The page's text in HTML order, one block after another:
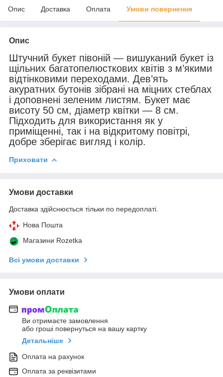
Опис Доставка Оплата Умови повернення
Опис
Штучний букет півоній — вишуканий букет із
щільних багатопелюсткових квітів з м’якими
відтінковими переходами. Дев’ять
акуратних бутонів зібрані на міцних стеблах
і доповнені зеленим листям. Букет має
висоту 50 см, діаметр квітки — 8 см.
Підходить для використання як у
приміщенні, так і на відкритому повітрі,
добре зберігає вигляд і колір.
Приховати
Умови доставки
Доставка здійснюється тільки по передоплаті.
Нова Пошта
Магазини Rozetka
Всі умови доставки
Умови оплати
Ви отримаєте замовлення
або гроші повернуться на вашу картку
Детальніше
Оплата на рахунок
Оплата за реквізитами